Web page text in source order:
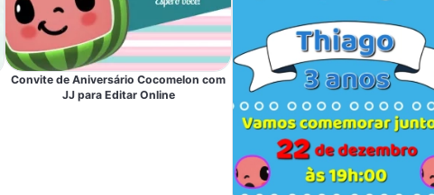
Convite de Aniversário Cocomelon com
JJ para Editar Online